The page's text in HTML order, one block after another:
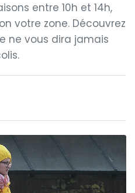
entre 10h et 14h,
votre zone. Découvrez
ne vous dira jamais